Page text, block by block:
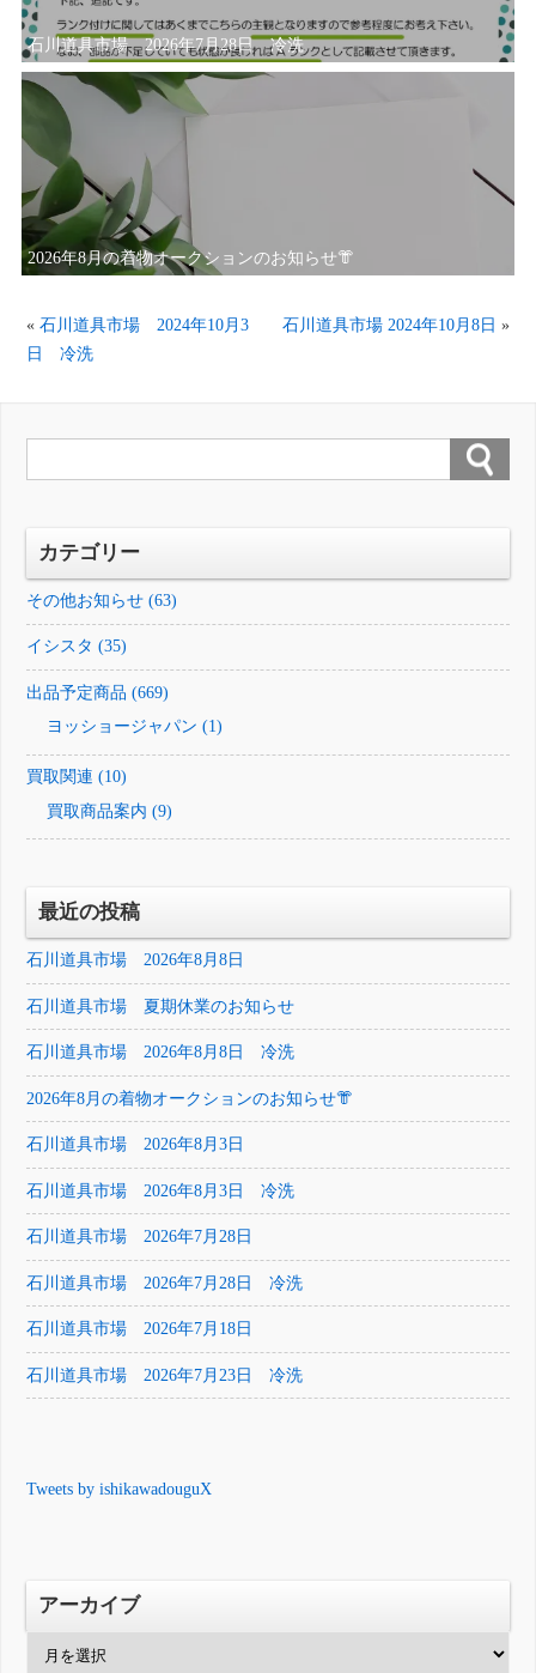
石川道具市場 2026年7月28日 冷洗
2026年8月の着物オークションのお知らせ👘
«石川道具市場 2024年10月3
日 冷洗
石川道具市場 2024年10月8日 »
カテゴリー
その他お知らせ (63)
イシスタ (35)
出品予定商品 (669)
ヨッショージャパン (1)
買取関連 (10)
買取商品案内 (9)
最近の投稿
石川道具市場 2026年8月8日
石川道具市場 夏期休業のお知らせ
石川道具市場 2026年8月8日 冷洗
2026年8月の着物オークションのお知らせ👘
石川道具市場 2026年8月3日
石川道具市場 2026年8月3日 冷洗
石川道具市場 2026年7月28日
石川道具市場 2026年7月28日 冷洗
石川道具市場 2026年7月18日
石川道具市場 2026年7月23日 冷洗
Tweets by ishikawadouguX
アーカイブ